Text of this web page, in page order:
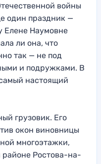
войны
один праздник —
Елене Наумовне
ли она, что
так — не под
и подружками. В
настоящий
грузовик. Его
окон виновницы
многоэтажки,
Ростова-на-